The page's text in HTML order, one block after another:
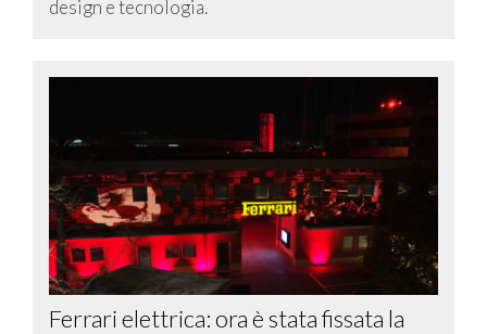
design e tecnologia.
Ferrari elettrica: ora è stata fissata la